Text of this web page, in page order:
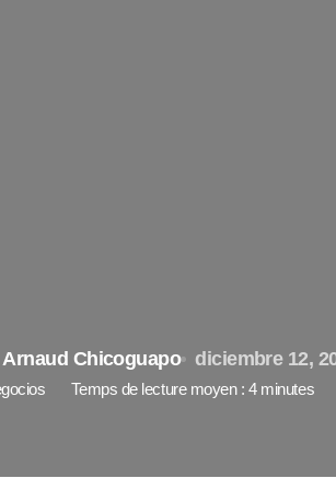
Arnaud Chicoguapo diciembre 12,
Temps de lecture moyen : 4 minutes